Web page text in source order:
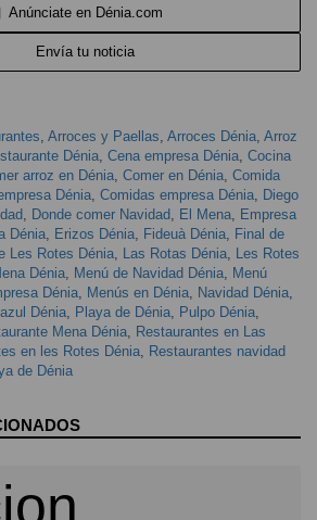
Anúnciate en Dénia.com
Envía tu noticia
, Arroces y Paellas, Arroces Dénia, Arroz
Dénia, Cena empresa Dénia, Cocina
arroz en Dénia, Comer en Dénia, Comida
Dénia, Comidas empresa Dénia, Diego
, Donde comer Navidad, El Mena, Empresa
Dénia, Erizos Dénia, Fideuà Dénia, Final de
Les Rotes Dénia, Las Rotas Dénia, Les Rotes
Dénia, Menú de Navidad Dénia, Menú
Dénia, Menús en Dénia, Navidad Dénia,
Dénia, Playa de Dénia, Pulpo Dénia,
Mena Dénia, Restaurantes en Las
en les Rotes Dénia, Restaurantes navidad
de Dénia